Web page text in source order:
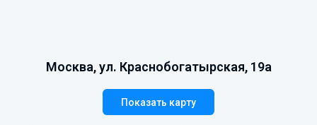
Москва, ул. Краснобогатырская, 19а
Показать карту